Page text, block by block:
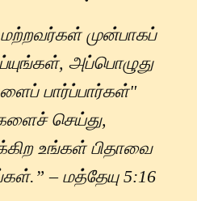
முன்பாகப்
அப்பொழுது
பார்ப்பார்கள்"
செய்து,
உங்கள் பிதாவை
– மத்தேயு 5:16